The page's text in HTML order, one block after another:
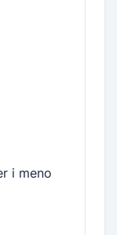
i meno